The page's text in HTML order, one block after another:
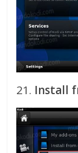
21. Install